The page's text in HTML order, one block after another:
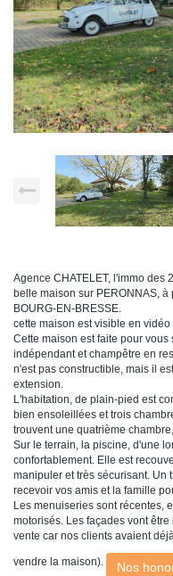
Agence CHATELET, l'immo des
belle maison sur PERONNAS,
BOURG-EN-BRESSE.
cette maison est visible en
Cette maison est faite pour
indépendant et champêtre en
n'est pas constructible, mais il
extension.
L'habitation, de plain-pied est
bien ensoleillées et trois
trouvent une quatrième
Sur le terrain, la piscine, d'une
confortablement. Elle est
manipuler et très sécurisant. Un
recevoir vos amis et la famille
Les menuiseries sont récentes,
motorisés. Les façades vont
vente car nos clients avaient
vendre la maison). Nos